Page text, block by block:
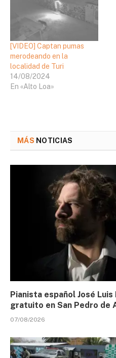
[VIDEO] Captan pumas
merodeando en la
localidad de Turi
14/08/2024
En «Alto Loa»
MÁS NOTICIAS
Pianista español José
gratuito en San Pedro de
07/08/2026